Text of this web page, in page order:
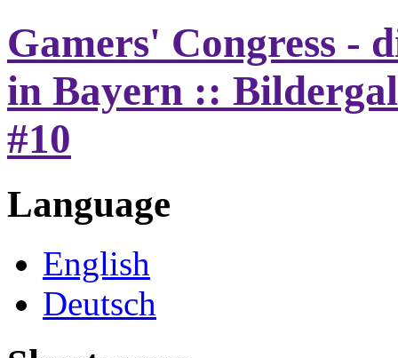
Gamers' Congress -
in Bayern ::
#10
Language
English
Deutsch